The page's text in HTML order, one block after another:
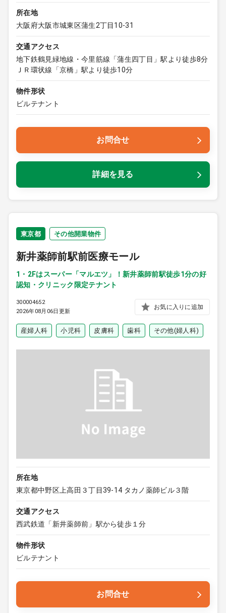
所在地
大阪府大阪市城東区蒲生2丁目10-31
交通アクセス
地下鉄鶴見緑地線・今里筋線「蒲生四丁目」駅より徒歩8分
ＪＲ環状線「京橋」駅より徒歩10分
物件形状
ビルテナント
お問合せ
詳細を見る
東京都 その他開業物件
新井薬師前駅前医療モール
1・2Fはスーパー「マルエツ」！新井薬師前駅徒歩1分の好
認知・クリニック限定テナント
300004652
2026年08月06日更新
お気に入りに追加
産婦人科 小児科 皮膚科 歯科 その他(婦人科)
所在地
東京都中野区上高田３丁目39-14 タカノ薬師ビル３階
交通アクセス
西武鉄道「新井薬師前」駅から徒歩１分
物件形状
ビルテナント
お問合せ